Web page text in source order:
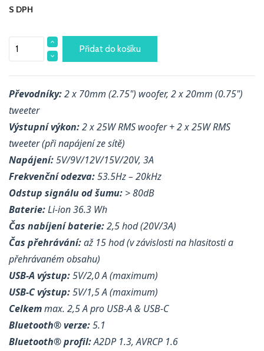
S DPH
Přidat do košíku
Převodníky:2 x 70mm (2.75") woofer, 2 x 20mm (0.75")
tweeter
Výstupní výkon:2 x 25W RMS woofer + 2 x 25W RMS
tweeter (při napájení ze sítě)
Napájení:5V/9V/12V/15V/20V, 3A
Frekvenční odezva:53.5Hz – 20kHz
Odstup signálu od šumu: > 80dB
Baterie:Li-ion 36.3 Wh
Čas nabíjení baterie:2,5 hod (20V/3A)
Čas přehrávání:až 15 hod (v závislosti na hlasitosti a
přehrávaném obsahu)
USB-A výstup:5V/2,0 A (maximum)
USB-C výstup:5V/1,5 A (maximum)
Celkemmax. 2,5 A pro USB-A & USB-C
Bluetooth® verze:5.1
Bluetooth® profil:A2DP 1.3, AVRCP 1.6